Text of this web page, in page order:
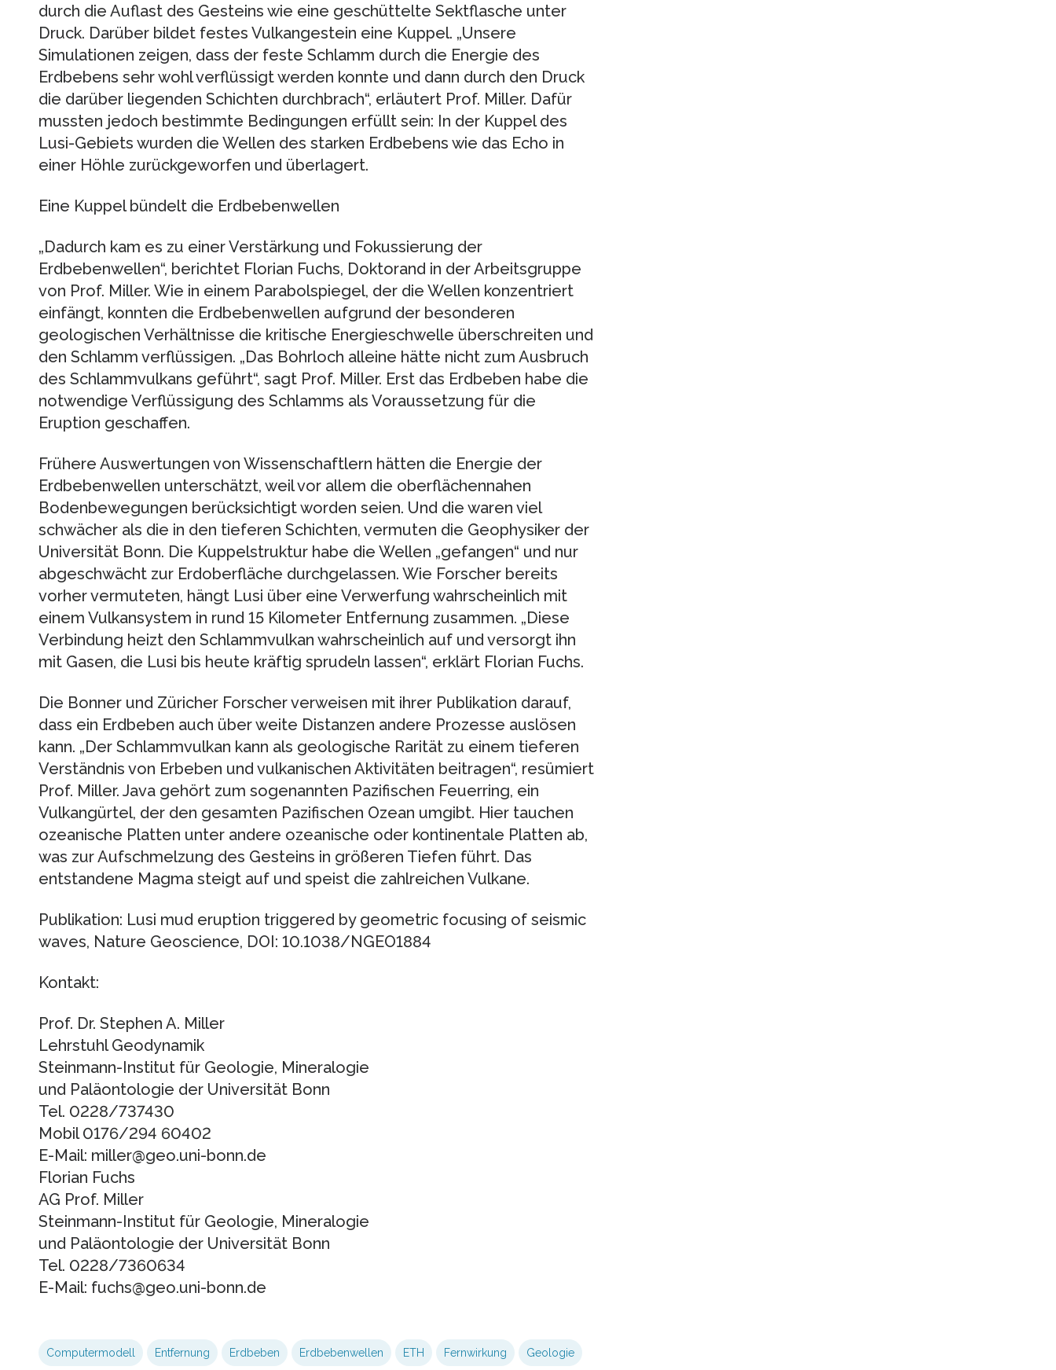
durch die Auflast des Gesteins wie eine geschüttelte Sektflasche unter
Druck. Darüber bildet festes Vulkangestein eine Kuppel. „Unsere
Simulationen zeigen, dass der feste Schlamm durch die Energie des
Erdbebens sehr wohl verflüssigt werden konnte und dann durch den Druck
die darüber liegenden Schichten durchbrach“, erläutert Prof. Miller. Dafür
mussten jedoch bestimmte Bedingungen erfüllt sein: In der Kuppel des
Lusi-Gebiets wurden die Wellen des starken Erdbebens wie das Echo in
einer Höhle zurückgeworfen und überlagert.
Eine Kuppel bündelt die Erdbebenwellen
„Dadurch kam es zu einer Verstärkung und Fokussierung der
Erdbebenwellen“, berichtet Florian Fuchs, Doktorand in der Arbeitsgruppe
von Prof. Miller. Wie in einem Parabolspiegel, der die Wellen konzentriert
einfängt, konnten die Erdbebenwellen aufgrund der besonderen
geologischen Verhältnisse die kritische Energieschwelle überschreiten und
den Schlamm verflüssigen. „Das Bohrloch alleine hätte nicht zum Ausbruch
des Schlammvulkans geführt“, sagt Prof. Miller. Erst das Erdbeben habe die
notwendige Verflüssigung des Schlamms als Voraussetzung für die
Eruption geschaffen.
Frühere Auswertungen von Wissenschaftlern hätten die Energie der
Erdbebenwellen unterschätzt, weil vor allem die oberflächennahen
Bodenbewegungen berücksichtigt worden seien. Und die waren viel
schwächer als die in den tieferen Schichten, vermuten die Geophysiker der
Universität Bonn. Die Kuppelstruktur habe die Wellen „gefangen“ und nur
abgeschwächt zur Erdoberfläche durchgelassen. Wie Forscher bereits
vorher vermuteten, hängt Lusi über eine Verwerfung wahrscheinlich mit
einem Vulkansystem in rund 15 Kilometer Entfernung zusammen. „Diese
Verbindung heizt den Schlammvulkan wahrscheinlich auf und versorgt ihn
mit Gasen, die Lusi bis heute kräftig sprudeln lassen“, erklärt Florian Fuchs.
Die Bonner und Züricher Forscher verweisen mit ihrer Publikation darauf,
dass ein Erdbeben auch über weite Distanzen andere Prozesse auslösen
kann. „Der Schlammvulkan kann als geologische Rarität zu einem tieferen
Verständnis von Erbeben und vulkanischen Aktivitäten beitragen“, resümiert
Prof. Miller. Java gehört zum sogenannten Pazifischen Feuerring, ein
Vulkangürtel, der den gesamten Pazifischen Ozean umgibt. Hier tauchen
ozeanische Platten unter andere ozeanische oder kontinentale Platten ab,
was zur Aufschmelzung des Gesteins in größeren Tiefen führt. Das
entstandene Magma steigt auf und speist die zahlreichen Vulkane.
Publikation: Lusi mud eruption triggered by geometric focusing of seismic
waves, Nature Geoscience, DOI: 10.1038/NGEO1884
Kontakt:
Prof. Dr. Stephen A. Miller
Lehrstuhl Geodynamik
Steinmann-Institut für Geologie, Mineralogie
und Paläontologie der Universität Bonn
Tel. 0228/737430
Mobil 0176/294 60402
E-Mail: miller@geo.uni-bonn.de
Florian Fuchs
AG Prof. Miller
Steinmann-Institut für Geologie, Mineralogie
und Paläontologie der Universität Bonn
Tel. 0228/7360634
E-Mail: fuchs@geo.uni-bonn.de
Computermodell Entfernung Erdbeben Erdbebenwellen ETH Fernwirkung Geologie